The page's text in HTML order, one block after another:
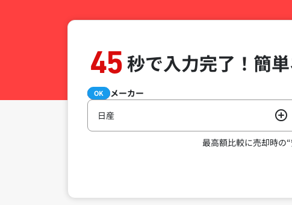
45秒で入力完了！ 簡
必須 メーカー
OK
日産
最高額比較に売却時の“